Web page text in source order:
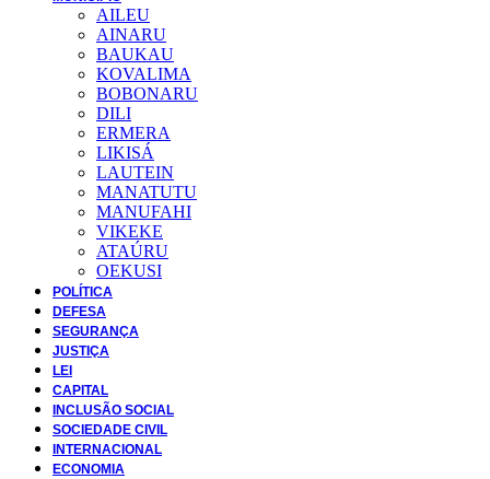
AILEU
AINARU
BAUKAU
KOVALIMA
BOBONARU
DILI
ERMERA
LIKISÁ
LAUTEIN
MANATUTU
MANUFAHI
VIKEKE
ATAÚRU
OEKUSI
POLÍTICA
DEFESA
SEGURANÇA
JUSTIÇA
LEI
CAPITAL
INCLUSÃO SOCIAL
SOCIEDADE CIVIL
INTERNACIONAL
ECONOMIA